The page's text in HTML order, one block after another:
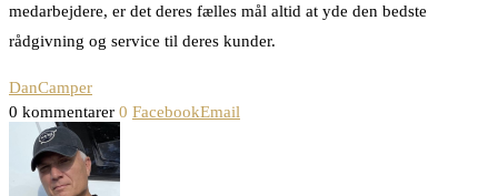
medarbejdere, er det deres fælles mål altid at yde den bedste
rådgivning og service til deres kunder.
DanCamper
0 kommentarer 0 FacebookEmail